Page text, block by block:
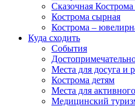
Сказочная
Кострома сырная
Кострома –
Куда сходить
События
Места для досуга и
Кострома детям
Места для
Медицинский